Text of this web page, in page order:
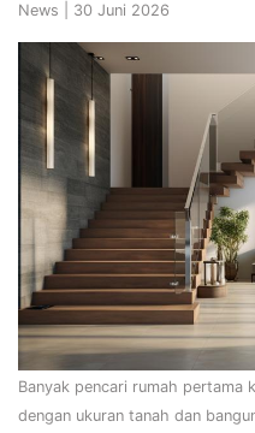
News | 30 Juni 2026
Banyak pencari rumah pertama
dengan ukuran tanah dan